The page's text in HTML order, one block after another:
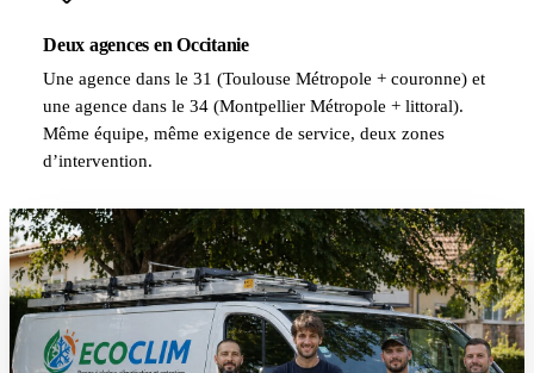
Deux agences en Occitanie
Une agence dans le 31 (Toulouse Métropole + couronne) et
une agence dans le 34 (Montpellier Métropole + littoral).
Même équipe, même exigence de service, deux zones
d’intervention.